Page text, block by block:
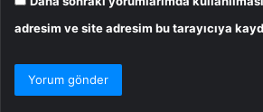
adresim ve site adresim bu tarayıcıya